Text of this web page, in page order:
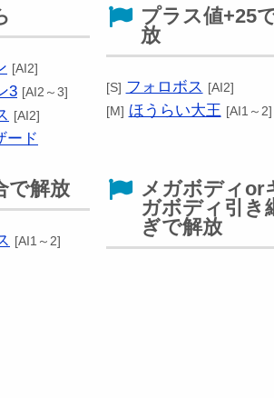
[AI2]
3 [AI2～3]
[AI2]
ード
プラス値+25
放
[S] フォロボス [AI2]
[M] ほうらい大王 [AI1～2]
で解放
[AI1～2]
メガボディor
ガボディ引き
ぎで解放